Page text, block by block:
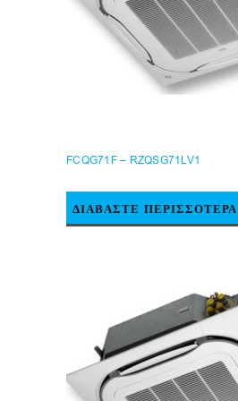
FCQG71F – RZQSG71LV1
ΔΙΑΒΆΣΤΕ ΠΕΡΙΣΣΌΤΕΡΑ